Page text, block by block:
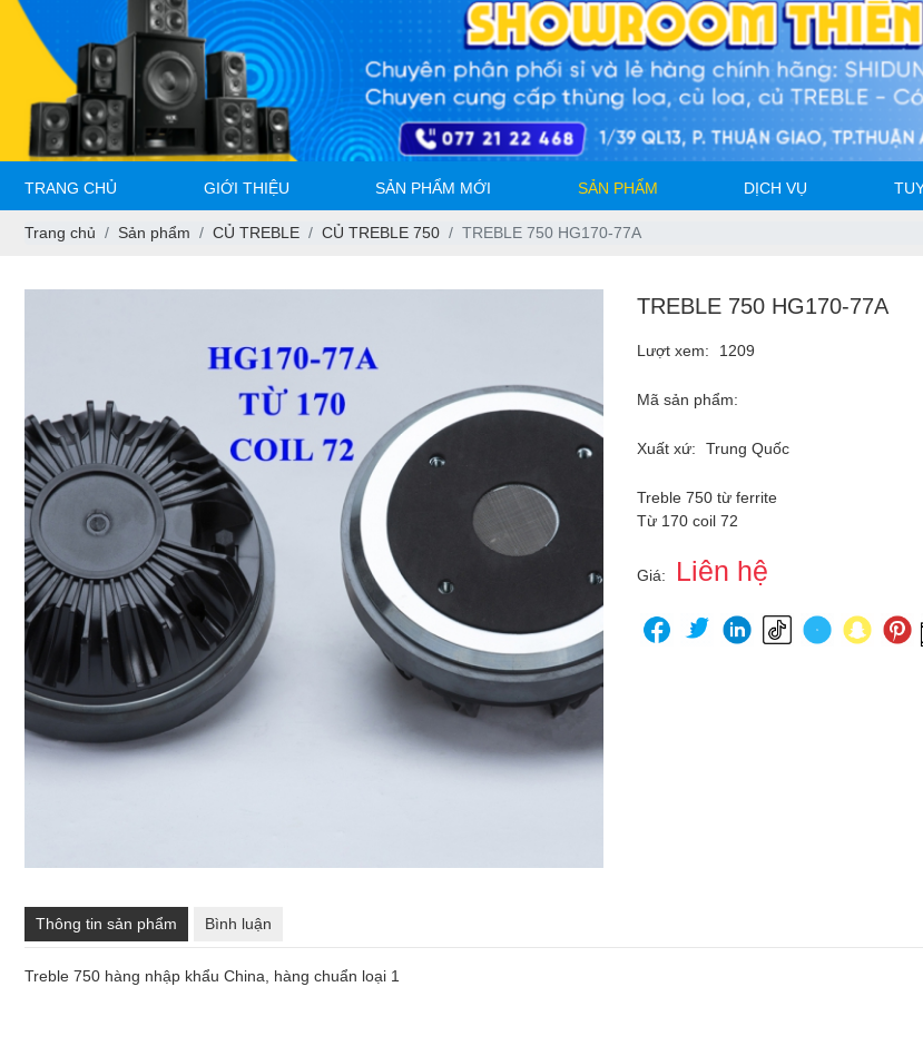
TRANG CHỦ GIỚI THIỆU SẢN PHẨM MỚI SẢN PHẨM DỊCH VỤ
Trang chủ Sản phẩm CỦ TREBLE CỦ TREBLE 750 TREBLE 750 HG170-77A
TREBLE 750 HG170-77A
Lượt xem: 1209
Mã sản phẩm:
Xuất xứ: Trung Quốc
Treble 750 từ ferrite
Từ 170 coil 72
Giá: Liên hệ
Thông tin sản phẩm Bình luận
Treble 750 hàng nhập khẩu China, hàng chuẩn loại 1